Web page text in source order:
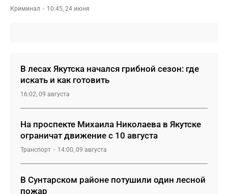
Криминал 10:45, 24 июня
В лесах Якутска начался грибной сезон: где
искать и как готовить
16:02, 09 августа
На проспекте Михаила Николаева в Якутске
ограничат движение с 10 августа
Транспорт 14:00, 09 августа
В Сунтарском районе потушили один лесной
пожар